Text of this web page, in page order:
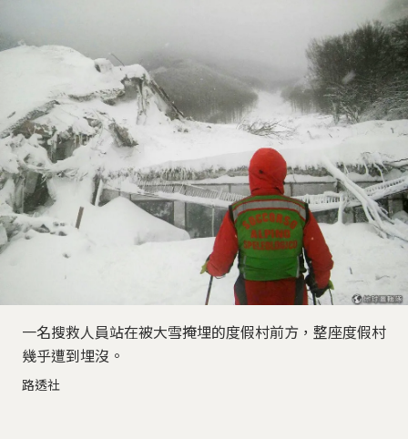
一名搜救人員站在被大雪掩埋的度假村前方，整座度假村
幾乎遭到埋沒。
路透社